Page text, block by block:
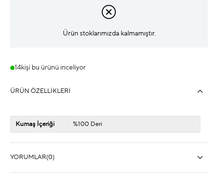
Ürün stoklarımızda kalmamıştır.
14kişi bu ürünü inceliyor
ÜRÜN ÖZELLIKLERI
Kumaş İçeriği %100 Deri
YORUMLAR(0)